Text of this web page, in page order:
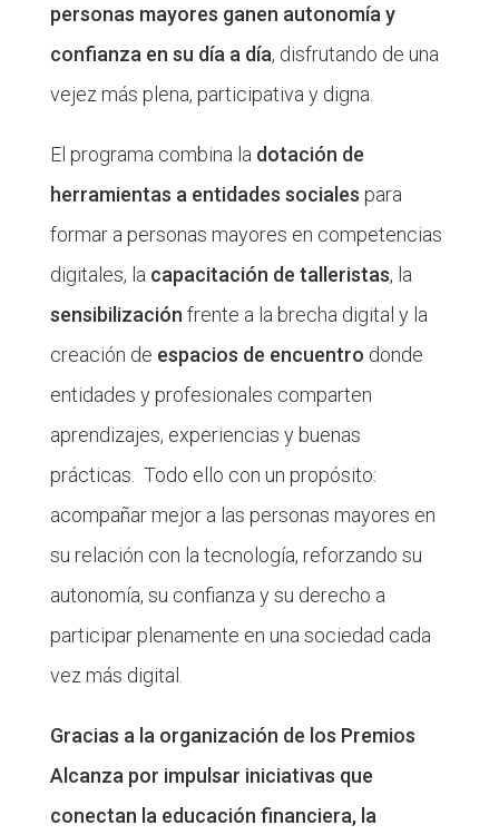
personas mayores ganen autonomía y
confianza en su día a día, disfrutando de una
vejez más plena, participativa y digna.
El programa combina la dotación de
herramientas a entidades sociales para
formar a personas mayores en competencias
digitales, la capacitación de talleristas, la
sensibilización frente a la brecha digital y la
creación de espacios de encuentro donde
entidades y profesionales comparten
aprendizajes, experiencias y buenas
prácticas. Todo ello con un propósito:
acompañar mejor a las personas mayores en
su relación con la tecnología, reforzando su
autonomía, su confianza y su derecho a
participar plenamente en una sociedad cada
vez más digital.
Gracias a la organización de los Premios
Alcanza por impulsar iniciativas que
conectan la educación financiera, la